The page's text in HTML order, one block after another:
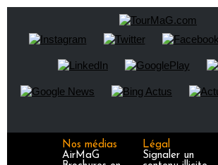
Nos médias
AirMaG
Légal
Signaler un